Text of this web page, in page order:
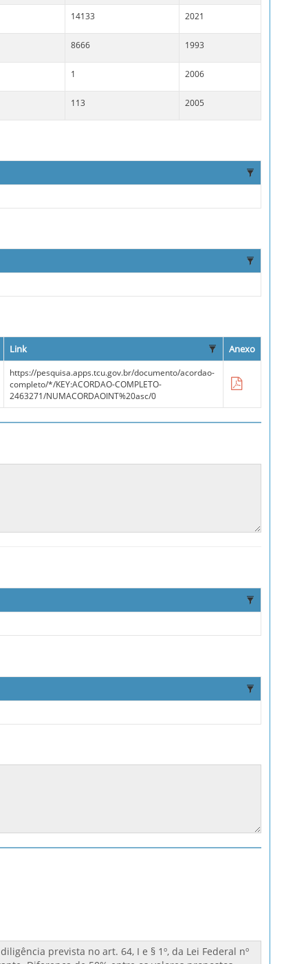
14133 2021
8666 1993
1 2006
113 2005
Link Anexo
https://pesquisa.apps.tcu.gov.br/documento/acordao-
completo/*/KEY:ACORDAO-COMPLETO-
2463271/NUMACORDAOINT%20asc/0